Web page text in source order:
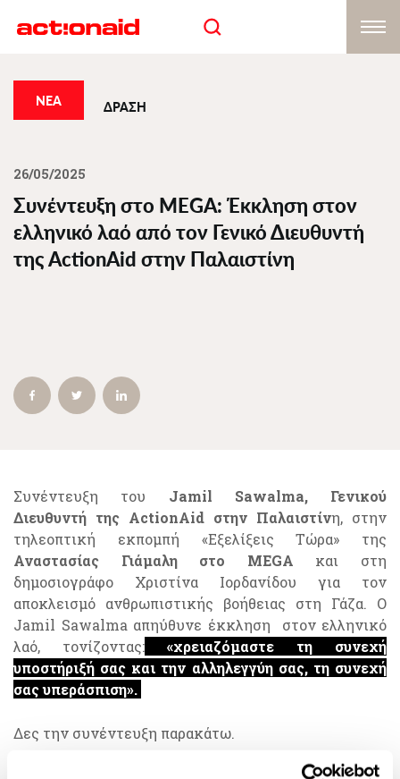
main
ΝΕΑ ΔΡΑΣΗ
26/05/2025
Συνέντευξη στο MEGA: Έκκληση στον
ελληνικό λαό από τον Γενικό Διευθυντή
της ActionAid στην Παλαιστίνη
Συνέντευξη του Jamil Sawalma, Γενικού
Διευθυντή της ActionAid στην Παλαιστίνη, στην
τηλεοπτική εκπομπή «Εξελίξεις Τώρα» της
Αναστασίας Γιάμαλη στο MEGA και στη
δημοσιογράφο Χριστίνα Ιορδανίδου για τον
αποκλεισμό ανθρωπιστικής βοήθειας στη Γάζα. Ο
Jamil Sawalma απηύθυνε έκκληση στον ελληνικό
λαό, τονίζοντας: «χρειαζόμαστε τη συνεχή
υποστήριξή σας και την αλληλεγγύη σας, τη συνεχή
σας υπεράσπιση».
Δες την συνέντευξη παρακάτω.